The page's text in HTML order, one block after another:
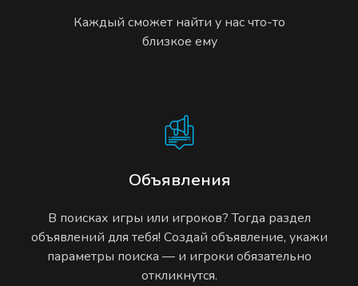
Каждый сможет найти у нас что-то
близкое ему
Объявления
В поисках игры или игроков? Тогда раздел
объявлений для тебя! Создай объявление, укажи
параметры поиска — и игроки обязательно
откликнутся.